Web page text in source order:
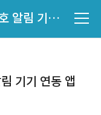
반려동물 프로필 관리 및 신호 알림 기기 연동 앱 개발
기기 연동 앱